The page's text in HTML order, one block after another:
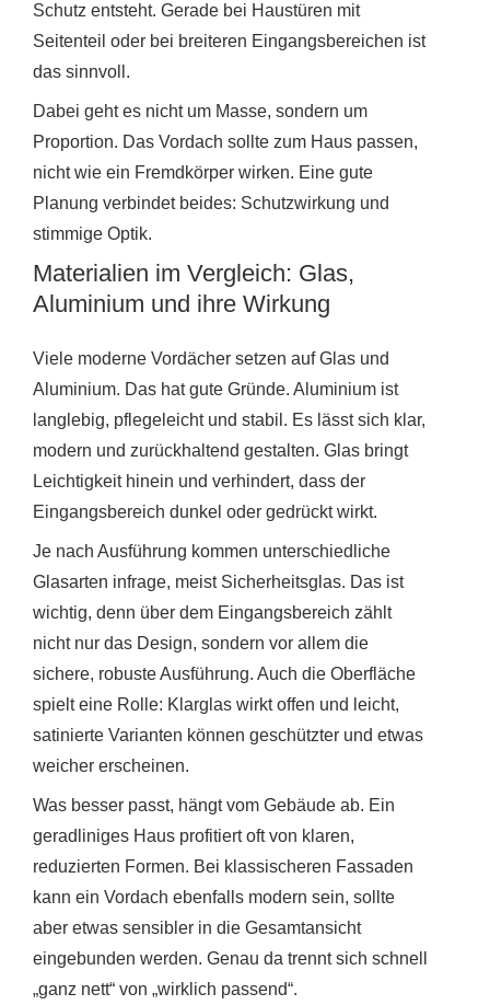
Schutz entsteht. Gerade bei Haustüren mit
Seitenteil oder bei breiteren Eingangsbereichen ist
das sinnvoll.
Dabei geht es nicht um Masse, sondern um
Proportion. Das Vordach sollte zum Haus passen,
nicht wie ein Fremdkörper wirken. Eine gute
Planung verbindet beides: Schutzwirkung und
stimmige Optik.
Materialien im Vergleich: Glas,
Aluminium und ihre Wirkung
Viele moderne Vordächer setzen auf Glas und
Aluminium. Das hat gute Gründe. Aluminium ist
langlebig, pflegeleicht und stabil. Es lässt sich klar,
modern und zurückhaltend gestalten. Glas bringt
Leichtigkeit hinein und verhindert, dass der
Eingangsbereich dunkel oder gedrückt wirkt.
Je nach Ausführung kommen unterschiedliche
Glasarten infrage, meist Sicherheitsglas. Das ist
wichtig, denn über dem Eingangsbereich zählt
nicht nur das Design, sondern vor allem die
sichere, robuste Ausführung. Auch die Oberfläche
spielt eine Rolle: Klarglas wirkt offen und leicht,
satinierte Varianten können geschützter und etwas
weicher erscheinen.
Was besser passt, hängt vom Gebäude ab. Ein
geradliniges Haus profitiert oft von klaren,
reduzierten Formen. Bei klassischeren Fassaden
kann ein Vordach ebenfalls modern sein, sollte
aber etwas sensibler in die Gesamtansicht
eingebunden werden. Genau da trennt sich schnell
„ganz nett“ von „wirklich passend“.